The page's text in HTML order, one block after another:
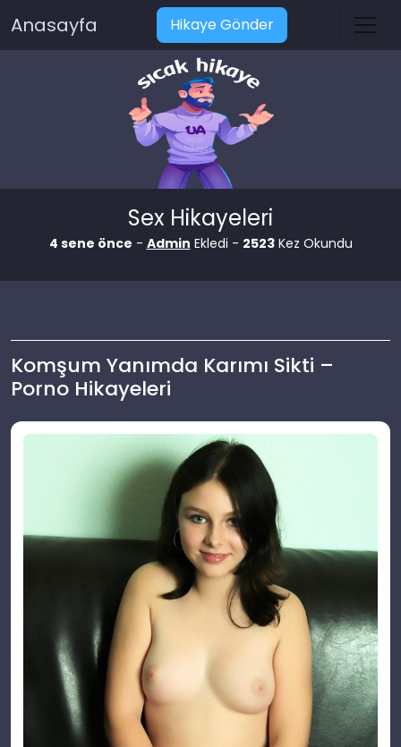
Anasayfa Hikaye Gönder
Sex Hikayeleri
4 sene önce - Admin Ekledi - 2523Kez Okundu
Komşum Yanımda Karımı Sikti –
Porno Hikayeleri